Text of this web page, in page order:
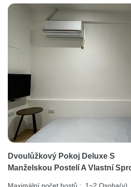
Dvoulůžkový Pokoj Deluxe S
Manželskou Postelí A Vlastní